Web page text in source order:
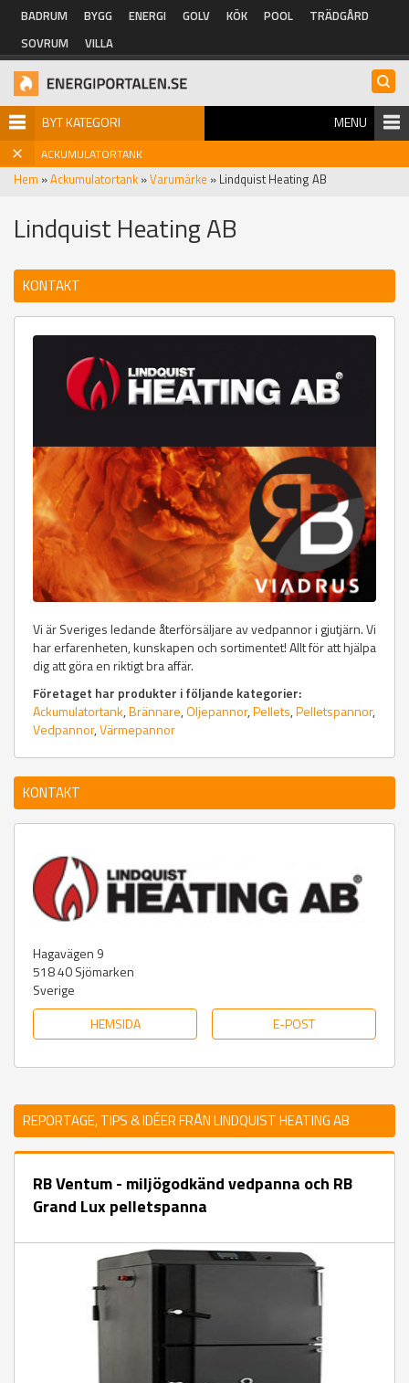
Hoppa till huvudinnehåll
BADRUM BYGG ENERGI GOLV KÖK POOL
TRÄDGÅRD
SOVRUM
VILLA
BYT KATEGORI MENU
ACKUMULATORTANK
Hem »Ackumulatortank »Varumärke » Lindquist Heating AB
Lindquist Heating AB
KONTAKT
Vi är Sveriges ledande återförsäljare av vedpannor i gjutjärn. Vi
har erfarenheten, kunskapen och sortimentet! Allt för att hjälpa
dig att göra en riktigt bra affär.
Företaget har produkter i följande kategorier:
Ackumulatortank,Brännare,Oljepannor,Pellets,Pelletspannor,
Vedpannor,Värmepannor
KONTAKT
Hagavägen 9
518 40Sjömarken
Sverige
HEMSIDA
E-POST
REPORTAGE, TIPS & IDÉER FRÅN LINDQUIST HEATING AB
RB Ventum - miljögodkänd vedpanna och RB
Grand Lux pelletspanna